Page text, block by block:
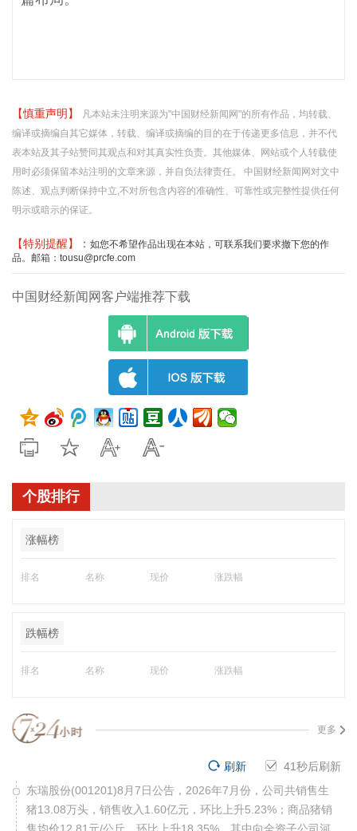
【慎重声明】
凡本站未注明来源为"中国财经新闻网"的所有作品，均转载、
编译或摘编自其它媒体，转载、编译或摘编的目的在于传递更多信息，并不代
表本站及其子站赞同其观点和对其真实性负责。其他媒体、网站或个人转载使
用时必须保留本站注明的文章来源，并自负法律责任。 中国财经新闻网对文中
陈述、观点判断保持中立,不对所包含内容的准确性、可靠性或完整性提供任何
明示或暗示的保证。
【特别提醒】： 如您不希望作品出现在本站，可联系我们要求撤下您的作
品。邮箱：tousu@prcfe.com
中国财经新闻网客户端推荐下载
个股排行
涨幅榜
排名 名称 现价 涨跌幅
跌幅榜
排名 名称 现价 涨跌幅
更多
40秒后刷新
刷新
东瑞股份(001201)8月7日公告，2026年7月份，公司共销售生
猪13.08万头，销售收入1.60亿元，环比上升5.23%；商品猪销